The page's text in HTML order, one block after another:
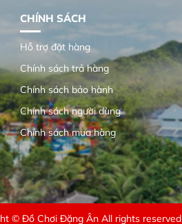
CHÍNH SÁCH
Hỗ trợ đặt hàng
Chính sách trả hàng
Chính sách bảo hành
Chính sách người dùng
Chính sách mua hàng
© Đồ Chơi Đặng Ân All rights reserved